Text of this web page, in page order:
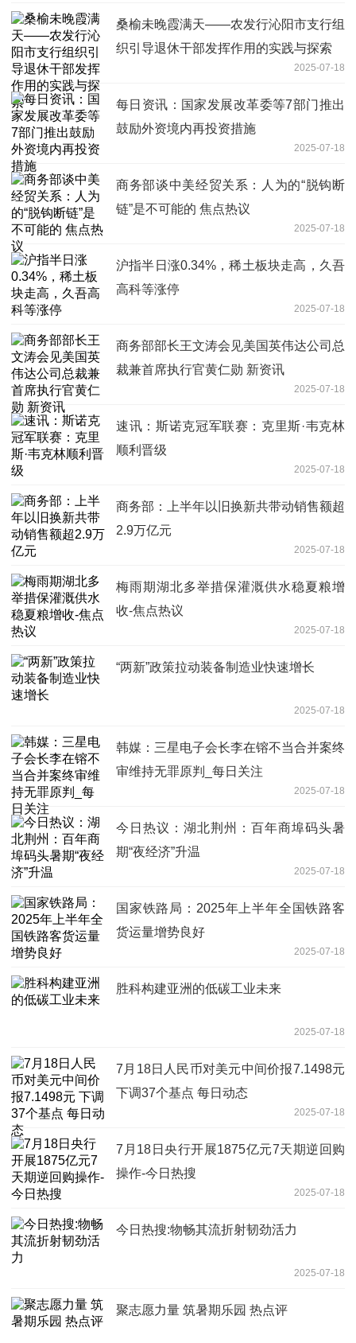
桑榆未晚霞满天——农发行沁阳市支行组
织引导退休干部发挥作用的实践与探索
2025-07-18
每日资讯：国家发展改革委等7部门推出
鼓励外资境内再投资措施
2025-07-18
商务部谈中美经贸关系：人为的“脱钩断
链”是不可能的 焦点热议
2025-07-18
沪指半日涨0.34%，稀土板块走高，久吾
高科等涨停
2025-07-18
商务部部长王文涛会见美国英伟达公司总
裁兼首席执行官黄仁勋 新资讯
2025-07-18
速讯：斯诺克冠军联赛：克里斯·韦克林
顺利晋级
2025-07-18
商务部：上半年以旧换新共带动销售额超
2.9万亿元
2025-07-18
梅雨期湖北多举措保灌溉供水稳夏粮增
收-焦点热议
2025-07-18
“两新”政策拉动装备制造业快速增长
2025-07-18
韩媒：三星电子会长李在镕不当合并案终
审维持无罪原判_每日关注
2025-07-18
今日热议：湖北荆州：百年商埠码头暑
期“夜经济”升温
2025-07-18
国家铁路局：2025年上半年全国铁路客
货运量增势良好
2025-07-18
胜科构建亚洲的低碳工业未来
2025-07-18
7月18日人民币对美元中间价报7.1498元
下调37个基点 每日动态
2025-07-18
7月18日央行开展1875亿元7天期逆回购
操作-今日热搜
2025-07-18
今日热搜:物畅其流折射韧劲活力
2025-07-18
聚志愿力量 筑暑期乐园 热点评